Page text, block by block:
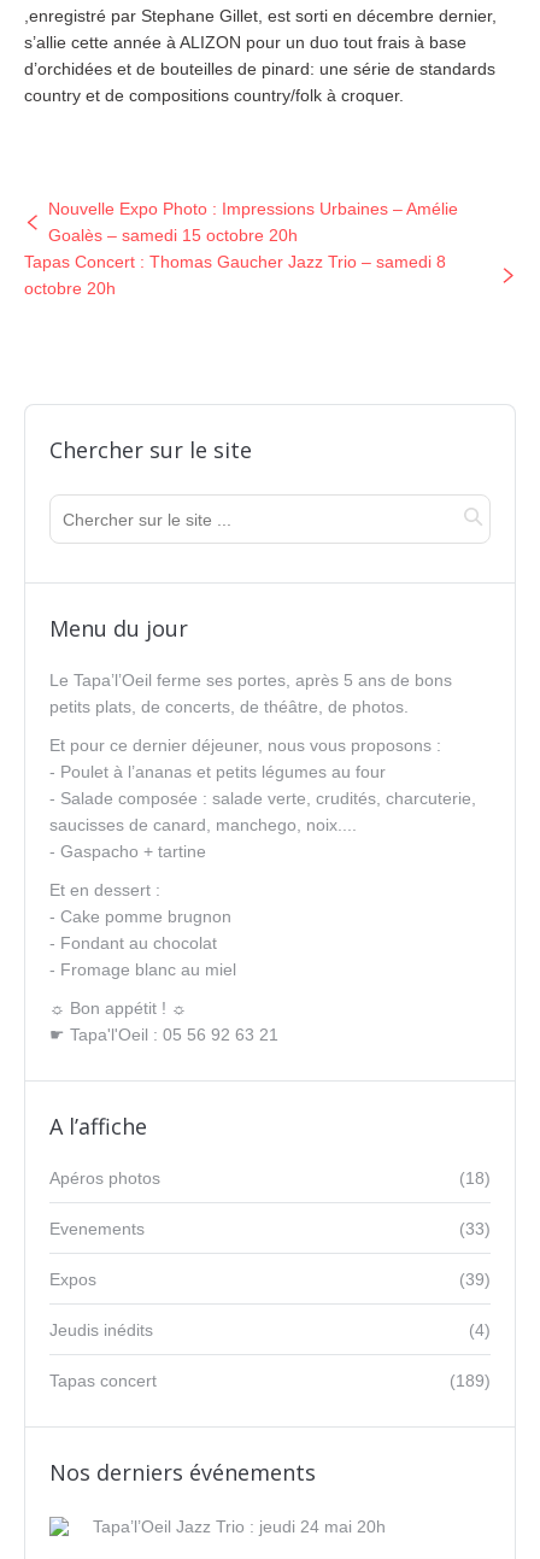
,enregistré par Stephane Gillet, est sorti en décembre dernier,
s’allie cette année à ALIZON pour un duo tout frais à base
d’orchidées et de bouteilles de pinard: une série de standards
country et de compositions country/folk à croquer.
Nouvelle Expo Photo : Impressions Urbaines – Amélie
Goalès – samedi 15 octobre 20h
Tapas Concert : Thomas Gaucher Jazz Trio – samedi 8
octobre 20h
Chercher sur le site
Menu du jour
Le Tapa’l’Oeil ferme ses portes, après 5 ans de bons
petits plats, de concerts, de théâtre, de photos.
Et pour ce dernier déjeuner, nous vous proposons :
- Poulet à l’ananas et petits légumes au four
- Salade composée : salade verte, crudités, charcuterie,
saucisses de canard, manchego, noix....
- Gaspacho + tartine
Et en dessert :
- Cake pomme brugnon
- Fondant au chocolat
- Fromage blanc au miel
☼ Bon appétit ! ☼
☛ Tapa'l'Oeil : 05 56 92 63 21
A l’affiche
(18)
Apéros photos
(33)
Evenements
(39)
Expos
(4)
Jeudis inédits
(189)
Tapas concert
Nos derniers événements
Tapa’l’Oeil Jazz Trio : jeudi 24 mai 20h